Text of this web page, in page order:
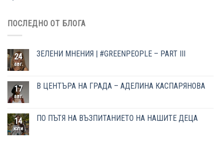
ПОСЛЕДНО ОТ БЛОГА
24
авг.
ЗЕЛЕНИ МНЕНИЯ | #GREENPEOPLE – PART III
17
авг.
В ЦЕНТЪРА НА ГРАДА – АДЕЛИНА КАСПАРЯНОВА
14
юли
ПО ПЪТЯ НА ВЪЗПИТАНИЕТО НА НАШИТЕ ДЕЦА